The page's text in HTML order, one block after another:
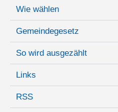
Wie wählen
Gemeindegesetz
So wird ausgezählt
Links
RSS